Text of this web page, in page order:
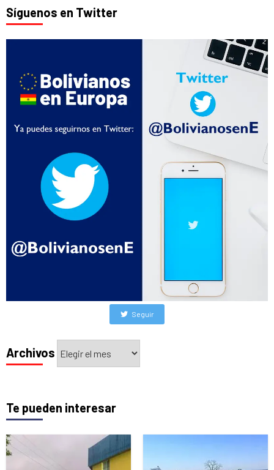
Síguenos en Twitter
Seguir
Archivos
Archivos
Te pueden interesar